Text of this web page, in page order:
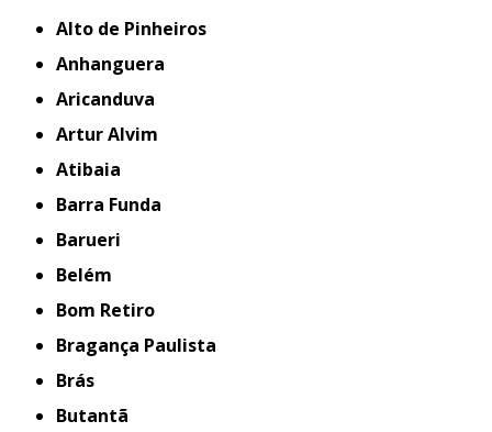
Alto de Pinheiros
Anhanguera
Aricanduva
Artur Alvim
Atibaia
Barra Funda
Barueri
Belém
Bom Retiro
Bragança Paulista
Brás
Butantã